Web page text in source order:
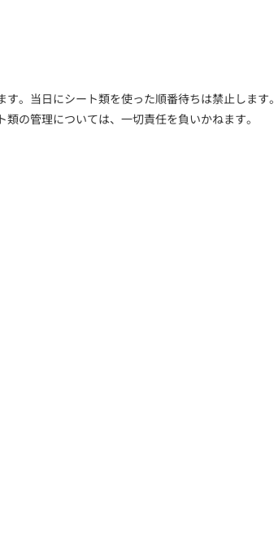
。当日にシート類を使った順番待ちは禁止します。
の管理については、一切責任を負いかねます。